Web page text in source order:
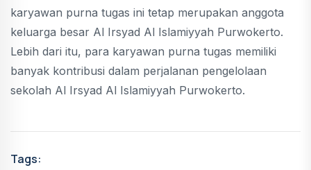
karyawan purna tugas ini tetap merupakan anggota
keluarga besar Al Irsyad Al Islamiyyah Purwokerto.
Lebih dari itu, para karyawan purna tugas memiliki
banyak kontribusi dalam perjalanan pengelolaan
sekolah Al Irsyad Al Islamiyyah Purwokerto.
Tags: